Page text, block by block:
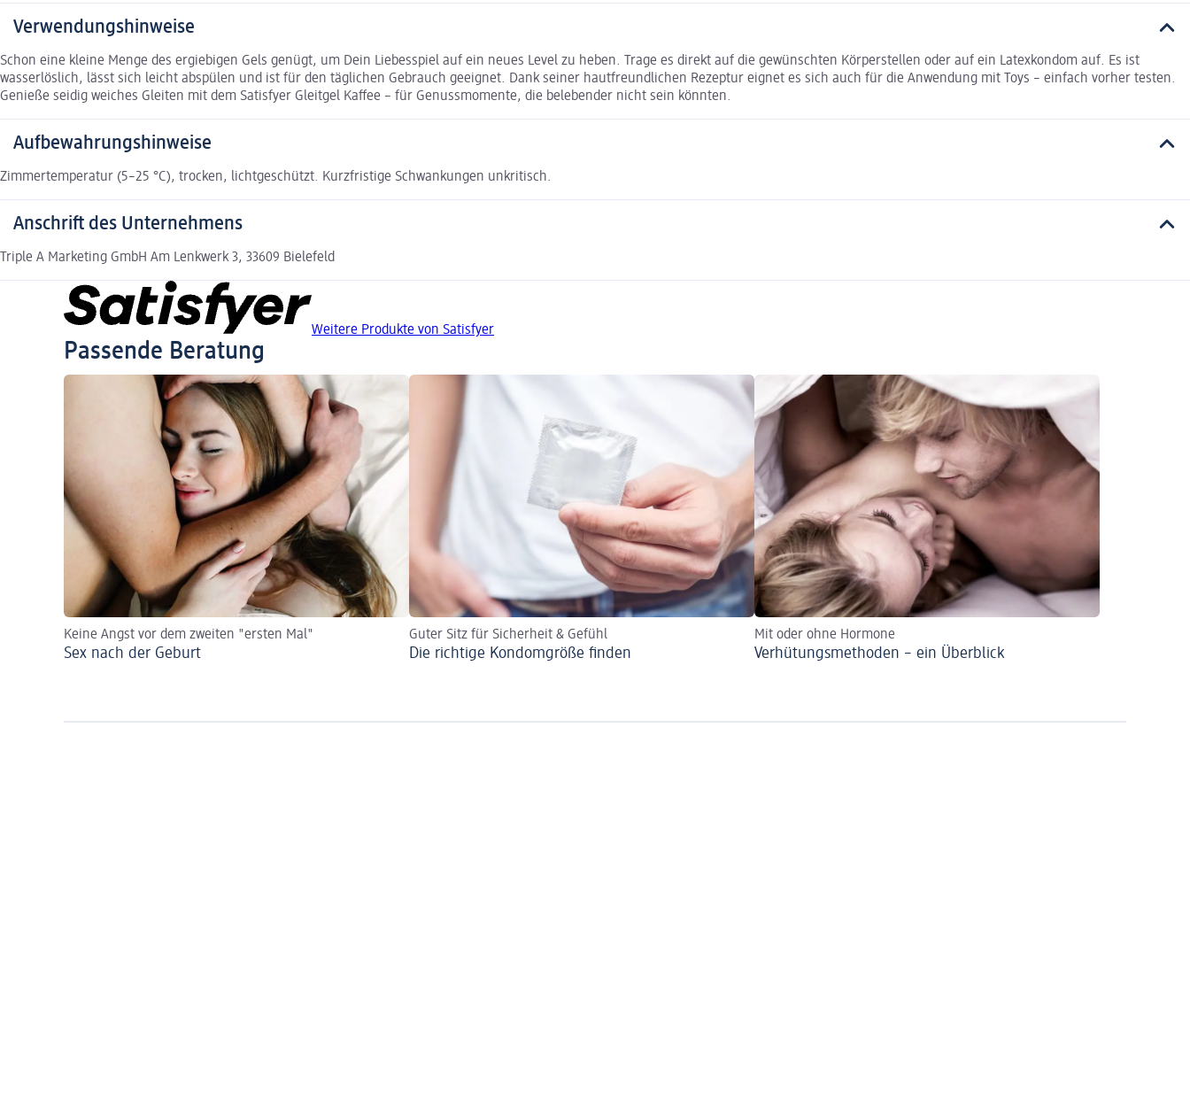
Verwendungshinweise
Schon eine kleine Menge des ergiebigen Gels genügt, um Dein Liebesspiel auf ein neues Level zu heben. Trage es direkt auf die gewünschten Körperstellen oder auf ein Latexkondom auf. Es ist
wasserlöslich, lässt sich leicht abspülen und ist für den täglichen Gebrauch geeignet. Dank seiner hautfreundlichen Rezeptur eignet es sich auch für die Anwendung mit Toys – einfach vorher testen.
Genieße seidig weiches Gleiten mit dem Satisfyer Gleitgel Kaffee – für Genussmomente, die belebender nicht sein könnten.
Aufbewahrungshinweise
Zimmertemperatur (5–25 °C), trocken, lichtgeschützt. Kurzfristige Schwankungen unkritisch.
Anschrift des Unternehmens
Triple A Marketing GmbH Am Lenkwerk 3, 33609 Bielefeld
Weitere Produkte von Satisfyer
Passende Beratung
Keine Angst vor dem zweiten "ersten Mal"
Sex nach der Geburt
Guter Sitz für Sicherheit & Gefühl
Die richtige Kondomgröße finden
Mit oder ohne Hormone
Verhütungsmethoden – ein Überblick